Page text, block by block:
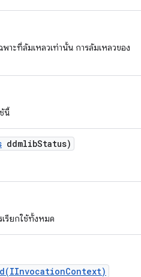
ะที่ล้มเหลวเท่านั้น การล้มเหลวของ
นี้
ddmlibStatus)
รียกใช้ทั้งหมด